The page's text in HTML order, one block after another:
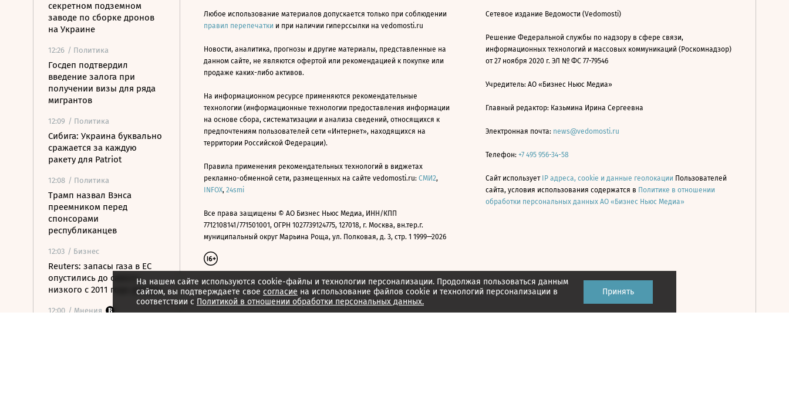
секретном подземном
заводе по сборке дронов
на Украине
12:26 / Политика
Госдеп подтвердил
введение залога при
получении визы для ряда
мигрантов
12:09 / Политика
Сибига: Украина буквально
сражается за каждую
ракету для Patriot
12:08 / Политика
Трамп назвал Вэнса
преемником перед
спонсорами
республиканцев
12:03 / Бизнес
Reuters: запасы газа в ЕС
опустились до самого
низкого с 2011 года уровня
12:00 / Мнения
На нашем сайте используются cookie-файлы и технологии персонализации. Продолжая пользоваться данным
сайтом, вы подтверждаете свое согласие на использование файлов cookie и технологий персонализации в
соответствии с Политикой в отношении обработки персональных данных.
Принять
Любое использование материалов допускается только при соблюдении
правил перепечатки и при наличии гиперссылки на vedomosti.ru
Новости, аналитика, прогнозы и другие материалы, представленные на
данном сайте, не являются офертой или рекомендацией к покупке или
продаже каких-либо активов.
На информационном ресурсе применяются рекомендательные
технологии (информационные технологии предоставления информации
на основе сбора, систематизации и анализа сведений, относящихся к
предпочтениям пользователей сети «Интернет», находящихся на
территории Российской Федерации).
Правила применения рекомендательных технологий в виджетах
рекламно-обменной сети, размещенных на сайте vedomosti.ru: СМИ2,
INFOX, 24smi
Все права защищены © АО Бизнес Ньюс Медиа, ИНН/КПП
7712108141/771501001, ОГРН 1027739124775, 127018, г. Москва, вн.тер.г.
муниципальный округ Марьина Роща, ул. Полковая, д. 3, стр. 1 1999—2026
Сетевое издание Ведомости (Vedomosti)
Решение Федеральной службы по надзору в сфере связи,
информационных технологий и массовых коммуникаций (Роскомнадзор)
от 27 ноября 2020 г. ЭЛ № ФС 77-79546
Учредитель: АО «Бизнес Ньюс Медиа»
Главный редактор: Казьмина Ирина Сергеевна
Электронная почта: news@vedomosti.ru
Телефон: +7 495 956-34-58
Сайт использует IP адреса, cookie и данные геолокации Пользователей
сайта, условия использования содержатся в Политике в отношении
обработки персональных данных АО «Бизнес Ньюс Медиа»